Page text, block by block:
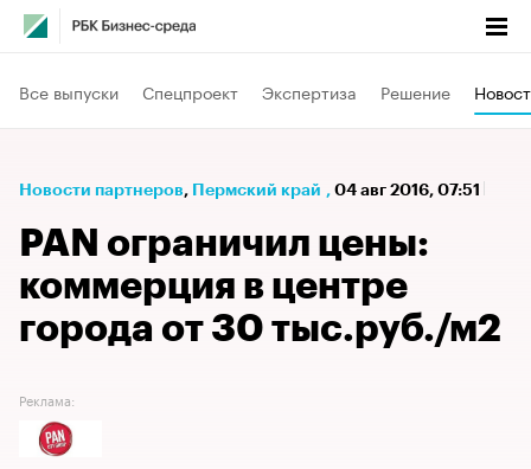
Все выпуски Спецпроект Экспертиза Решение
Новости партнеров⁠, Пермский край , 04 авг 2016, 07:51
PAN ограничил цены:
коммерция в центре
города от 30 тыс.руб./м2
Реклама: